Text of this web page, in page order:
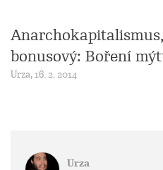
bonusový: Boření
Urza, 16. 2. 2014
Urza